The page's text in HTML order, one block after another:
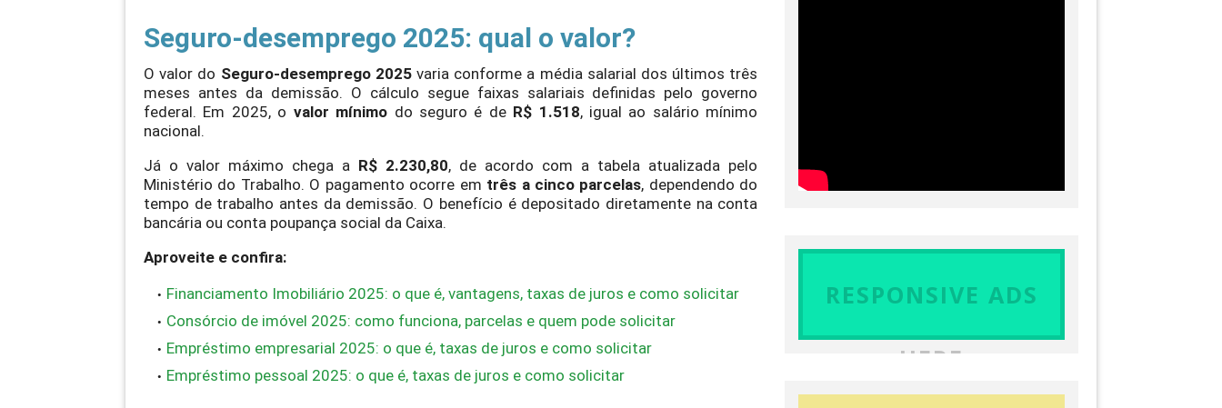
Seguro-desemprego 2025: qual o valor?
O valor do Seguro-desemprego 2025varia conforme a média salarial dos últimos três
meses antes da demissão. O cálculo segue faixas salariais definidas pelo governo
federal. Em 2025, o valor mínimo do seguro é de R$ 1.518, igual ao salário mínimo
nacional.
Já o valor máximo chega a R$ 2.230,80, de acordo com a tabela atualizada pelo
Ministério do Trabalho. O pagamento ocorre em três a cinco parcelas, dependendo do
tempo de trabalho antes da demissão. O benefício é depositado diretamente na conta
bancária ou conta poupança social da Caixa.
Aproveite e confira:
Financiamento Imobiliário 2025: o que é, vantagens, taxas de juros e como solicitar
Consórcio de imóvel 2025: como funciona, parcelas e quem pode solicitar
Empréstimo empresarial 2025: o que é, taxas de juros e como solicitar
Empréstimo pessoal 2025: o que é, taxas de juros e como solicitar
RESPONSIVE ADS
HERE